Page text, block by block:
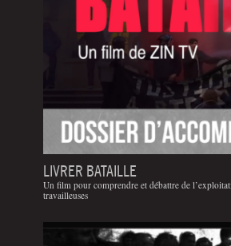
LIVRER BATAILLE
Un film pour comprendre et débattre de
travailleuses